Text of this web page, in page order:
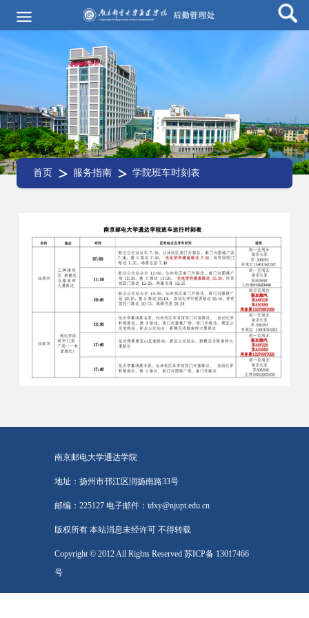
首页 服务指南 学院班车时刻表
南京邮电大学通达学院
地址：扬州市邗江区润扬南路33号
邮编：225127 电子邮件：tdxy@njupt.edu.cn
版权所有 本站消息未经许可 不得转载
Copyright © 2012 All Rights Reserved 苏ICP备 13017466
号